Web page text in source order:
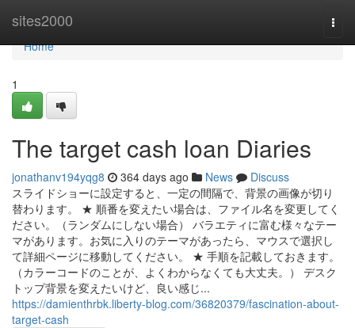
sites2000
Home
Home
1
The target cash loan Diaries
jonathanv194yqg8 364 days ago News
Discuss
スライドショーに設定すると、一定の間隔で、背景の画像が切り
替わります。 ★ 順番を変えたい場合は、ファイル名を変更してく
ださい。（ランダムにしない場合） バラエティに富む様々なテー
マがあります。お気に入りのテーマがあったら、マウスで選択し
て詳細ページに移動してください。 ★ 手順を記載しておきます。
（カラーコードのことが、よくわからなくても大丈夫。） デスク
トップ背景を変えたいけど、良い感じ...
https://damienthrbk.liberty-blog.com/36820379/fascination-about-
target-cash